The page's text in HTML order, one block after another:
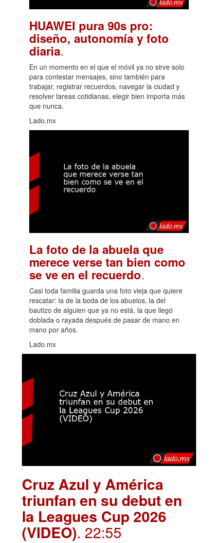
HUAWEI pura 90s pro:
diseño, autonomía y foto
diaria.
En un momento en el que el móvil ya no sirve solo
para contestar mensajes, sino también para
trabajar, registrar recuerdos, navegar la ciudad y
resolver tareas cotidianas, elegir bien importa más
que nunca.
Lado.mx
La foto de la abuela que
merece verse tan bien como
se ve en el recuerdo.
Casi toda familia guarda una foto vieja que quiere
rescatar: la de la boda de los abuelos, la del
bautizo de alguien que ya no está, la que llegó
doblada o rayada después de pasar de mano en
mano por años.
Lado.mx
Cruz Azul y América
triunfan en su debut en
la Leagues Cup 2026
(VIDEO). 22:55